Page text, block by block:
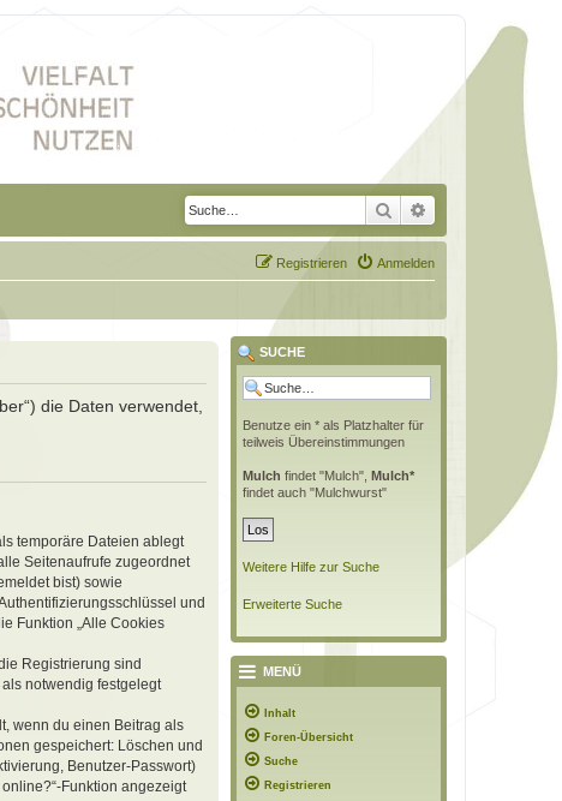
Suche Erweiterte Suche
Anmelden
Registrieren
die Daten verwendet,
temporäre Dateien ablegt
Seitenaufrufe zugeordnet
bist) sowie
und
Funktion „Alle Cookies
Registrierung sind
notwendig festgelegt
wenn du einen Beitrag als
gespeichert: Löschen und
Benutzer-Passwort)
Funktion angezeigt
SUCHE
Benutze ein * als Platzhalter für
teilweis Übereinstimmungen
Mulch findet "Mulch", Mulch*
findet auch "Mulchwurst"
Weitere Hilfe zur Suche
Erweiterte Suche
MENÜ
Inhalt
Foren-Übersicht
Suche
Registrieren